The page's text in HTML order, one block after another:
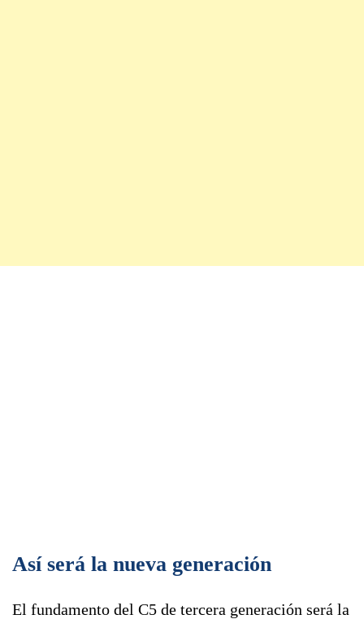
Así será la nueva generación
El fundamento del C5 de tercera generación será la